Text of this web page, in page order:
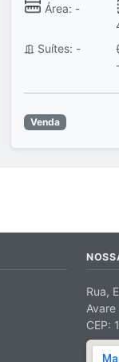
Área: -
Suítes: -
Venda
Rua,
Avare
CEP: